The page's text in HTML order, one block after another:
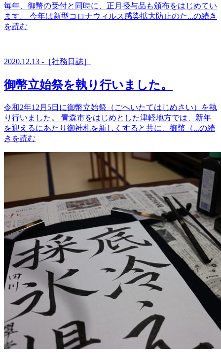
毎年、御幣の受付と同時に、正月授与品も頒布をはじめてい
ます。 今年は新型コロナウィルス感染拡大防止のた...の続き
を読む
2020.12.13 -［社務日誌］
御幣立始祭を執り行いました。
令和2年12月5日に御幣立始祭（ごへいたてはじめさい）を執
り行いました。 青森市をはじめとした津軽地方では、新年
を迎えるにあたり御神札を新しくすると共に、御幣（...の続
きを読む